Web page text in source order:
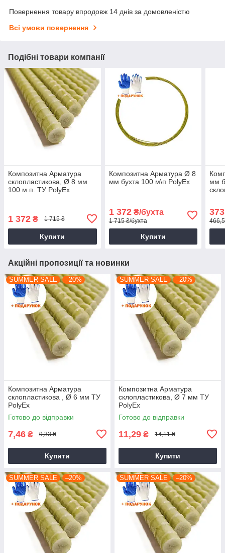
Повернення товару впродовж 14 днів за домовленістю
Всі умови повернення
Подібні товари компанії
Композитна Арматура
склопластикова, Ø 8 мм
100 м.п. ТУ PolyEx
1 372 ₴ 1 715 ₴
Купити
Композитна Арматура Ø 8
мм бухта 100 м\п PolyEx
1 372₴/бухта
1 715 ₴/бухта
Купити
мм
Акційні пропозиції та новинки
SUMMER SALE –20%
Композитна Арматура
склопластикова , Ø 6 мм ТУ
PolyEx
Готово до відправки
7,46 ₴ 9,33 ₴
Купити
SUMMER SALE –20%
Композитна Арматура
склопластикова, Ø 7 мм ТУ
PolyEx
Готово до відправки
11,29 ₴ 14,11 ₴
Купити
SUMMER SALE –20% SUMMER SALE –20%